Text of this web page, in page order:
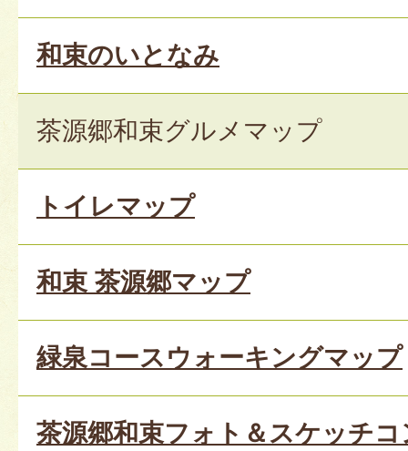
和束のいとなみ
茶源郷和束グルメマップ
トイレマップ
和束 茶源郷マップ
緑泉コースウォーキングマップ
茶源郷和束フォト＆スケッチ